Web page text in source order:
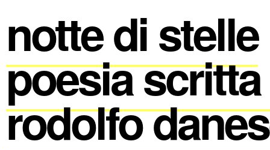
notte di stelle
poesia
rodolfo